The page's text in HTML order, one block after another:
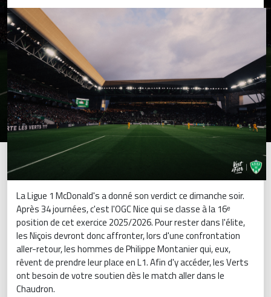
La Ligue 1 McDonald's a donné son verdict ce dimanche soir.
Après 34 journées, c'est l'OGC Nice qui se classe à la 16ᵉ
position de cet exercice 2025/2026. Pour rester dans l'élite,
les Niçois devront donc affronter, lors d'une confrontation
aller-retour, les hommes de Philippe Montanier qui, eux,
rêvent de prendre leur place en L1. Afin d'y accéder, les Verts
ont besoin de votre soutien dès le match aller dans le
Chaudron.